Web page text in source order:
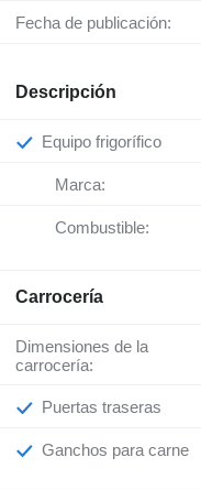
Fecha de publicación:
Descripción
Equipo frigorífico
Marca:
Combustible:
Carrocería
Dimensiones de la
carrocería:
Puertas traseras
Ganchos para carne